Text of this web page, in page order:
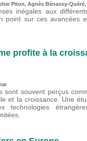
Piton, Agnès Bénassy-
inégales aux
point sur ces avancées
profite à la
sont souvent perçus
et la croissance. Une
technologies